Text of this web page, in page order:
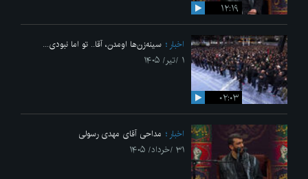
۱۲:۱۹
۰۲:۰۳
اخبار
سینه‌زن‌ها اومدن،‌ آقا.. تو اما نبودی...
۱ /تیر/ ۱۴۰۵
اخبار
مداحی آقای مهدی رسولی
۳۱ /خرداد/ ۱۴۰۵